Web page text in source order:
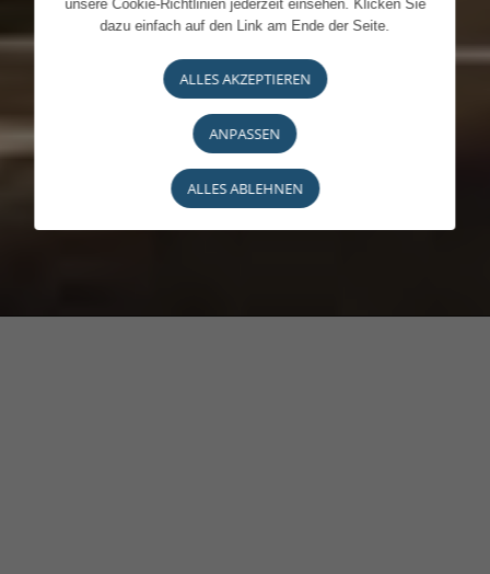
unsere Cookie-Richtlinien jederzeit einsehen. Klicken Sie
dazu einfach auf den Link am Ende der Seite.
ALLES AKZEPTIEREN
ANPASSEN
ALLES ABLEHNEN